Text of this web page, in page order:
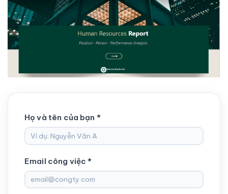
Họ và tên của bạn *
Email công việc *